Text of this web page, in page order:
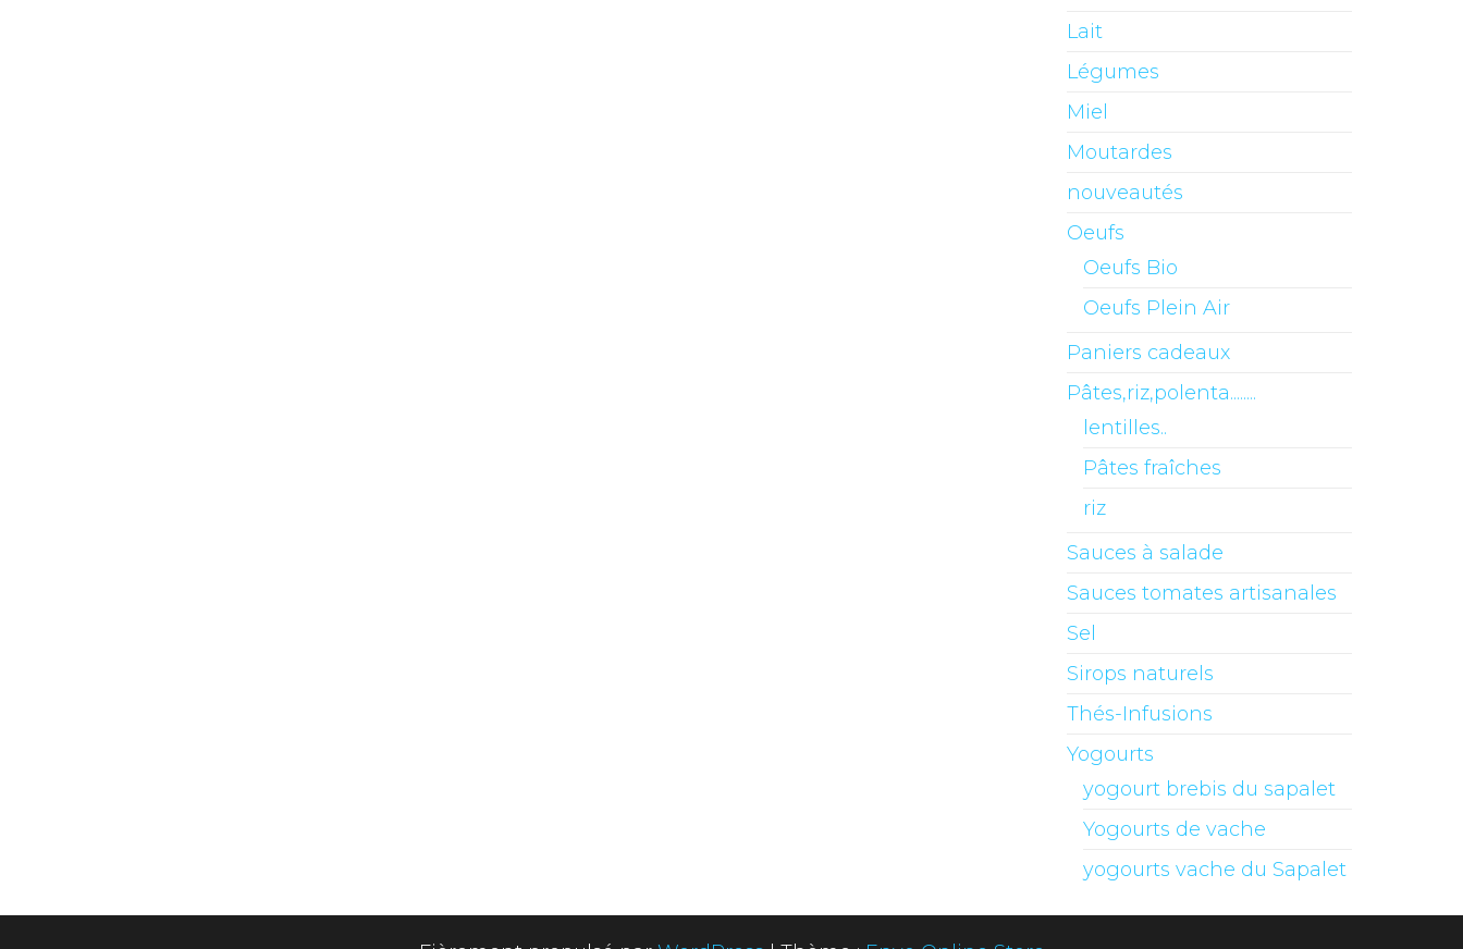
Lait
Légumes
Miel
Moutardes
nouveautés
Oeufs
Oeufs Bio
Oeufs Plein Air
Paniers cadeaux
Pâtes,riz,polenta........
lentilles..
Pâtes fraîches
riz
Sauces à salade
Sauces tomates artisanales
Sel
Sirops naturels
Thés-Infusions
Yogourts
yogourt brebis du sapalet
Yogourts de vache
yogourts vache du Sapalet